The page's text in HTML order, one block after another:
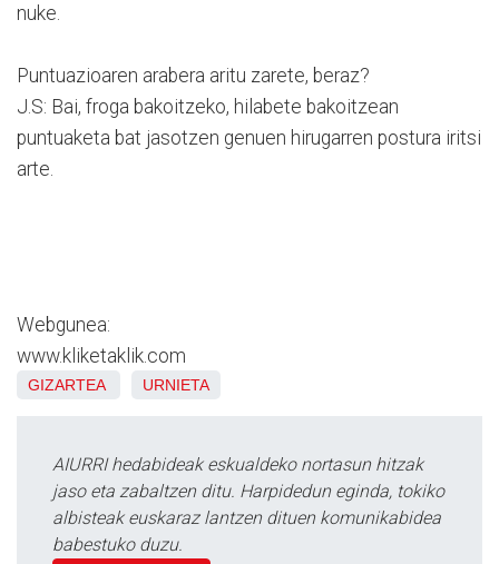
nuke.
Puntuazioaren arabera aritu zarete, beraz?
J.S: Bai, froga bakoitzeko, hilabete bakoitzean
puntuaketa bat jasotzen genuen hirugarren postura iritsi
arte.
Webgunea:
www.kliketaklik.com
GIZARTEA URNIETA
AIURRI hedabideak eskualdeko nortasun hitzak
jaso eta zabaltzen ditu. Harpidedun eginda, tokiko
albisteak euskaraz lantzen dituen komunikabidea
babestuko duzu.